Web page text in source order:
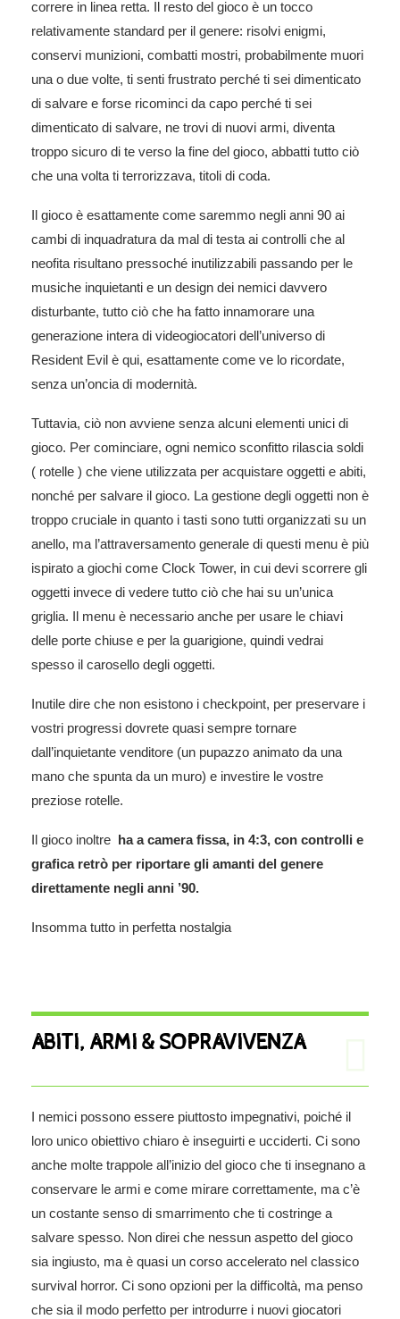
correre in linea retta. Il resto del gioco è un tocco
relativamente standard per il genere: risolvi enigmi,
conservi munizioni, combatti mostri, probabilmente muori
una o due volte, ti senti frustrato perché ti sei dimenticato
di salvare e forse ricominci da capo perché ti sei
dimenticato di salvare, ne trovi di nuovi armi, diventa
troppo sicuro di te verso la fine del gioco, abbatti tutto ciò
che una volta ti terrorizzava, titoli di coda.
Il gioco è esattamente come saremmo negli anni 90 ai
cambi di inquadratura da mal di testa ai controlli che al
neofita risultano pressoché inutilizzabili passando per le
musiche inquietanti e un design dei nemici davvero
disturbante, tutto ciò che ha fatto innamorare una
generazione intera di videogiocatori dell’universo di
Resident Evil è qui, esattamente come ve lo ricordate,
senza un’oncia di modernità.
Tuttavia, ciò non avviene senza alcuni elementi unici di
gioco. Per cominciare, ogni nemico sconfitto rilascia soldi
( rotelle ) che viene utilizzata per acquistare oggetti e abiti,
nonché per salvare il gioco. La gestione degli oggetti non è
troppo cruciale in quanto i tasti sono tutti organizzati su un
anello, ma l’attraversamento generale di questi menu è più
ispirato a giochi come Clock Tower, in cui devi scorrere gli
oggetti invece di vedere tutto ciò che hai su un’unica
griglia. Il menu è necessario anche per usare le chiavi
delle porte chiuse e per la guarigione, quindi vedrai
spesso il carosello degli oggetti.
Inutile dire che non esistono i checkpoint, per preservare i
vostri progressi dovrete quasi sempre tornare
dall’inquietante venditore (un pupazzo animato da una
mano che spunta da un muro) e investire le vostre
preziose rotelle.
Il gioco inoltre ha a camera fissa, in 4:3, con controlli e
grafica retrò per riportare gli amanti del genere
direttamente negli anni ’90.
Insomma tutto in perfetta nostalgia
ABITI, ARMI & SOPRAVIVENZA
I nemici possono essere piuttosto impegnativi, poiché il
loro unico obiettivo chiaro è inseguirti e ucciderti. Ci sono
anche molte trappole all’inizio del gioco che ti insegnano a
conservare le armi e come mirare correttamente, ma c’è
un costante senso di smarrimento che ti costringe a
salvare spesso. Non direi che nessun aspetto del gioco
sia ingiusto, ma è quasi un corso accelerato nel classico
survival horror. Ci sono opzioni per la difficoltà, ma penso
che sia il modo perfetto per introdurre i nuovi giocatori